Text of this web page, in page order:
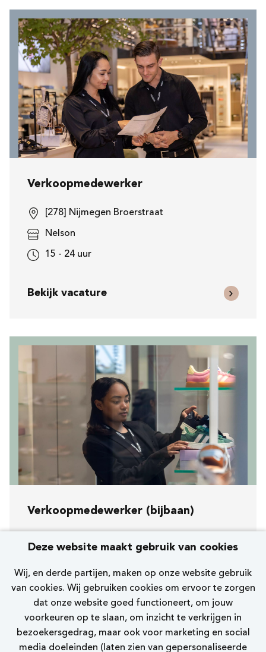
Deze website maakt gebruik van cookies
Wij, en derde partijen, maken op onze website gebruik
van cookies. Wij gebruiken cookies om ervoor te zorgen
dat onze website goed functioneert, om jouw
voorkeuren op te slaan, om inzicht te verkrijgen in
bezoekersgedrag, maar ook voor marketing en social
media doeleinden (laten zien van gepersonaliseerde
Verkoopmedewerker
[278] Nijmegen Broerstraat
Nelson
15 - 24 uur
Bekijk vacature
Verkoopmedewerker (bijbaan)
Nelson
0 - 12 uur
Bekijk vacature